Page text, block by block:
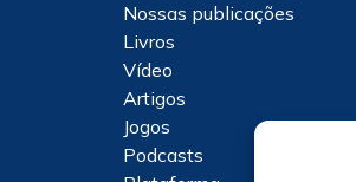
Nossas publicações
Livros
Vídeo
Artigos
Jogos
Podcasts